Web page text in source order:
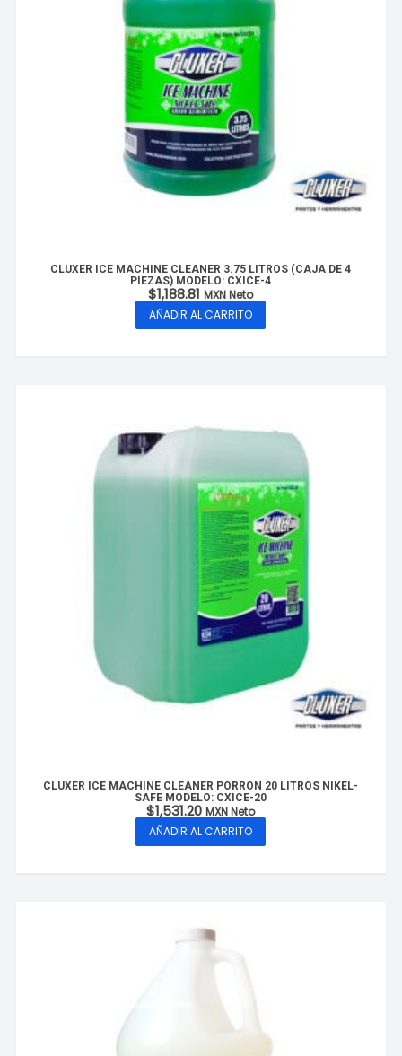
CLUXER ICE MACHINE CLEANER 3.75 LITROS (CAJA DE 4
PIEZAS) MODELO: CXICE-4
$1,188.81 MXN Neto
AÑADIR AL CARRITO
CLUXER ICE MACHINE CLEANER PORRÓN 20 LITROS NIKEL-
SAFE MODELO: CXICE-20
$1,531.20 MXN Neto
AÑADIR AL CARRITO